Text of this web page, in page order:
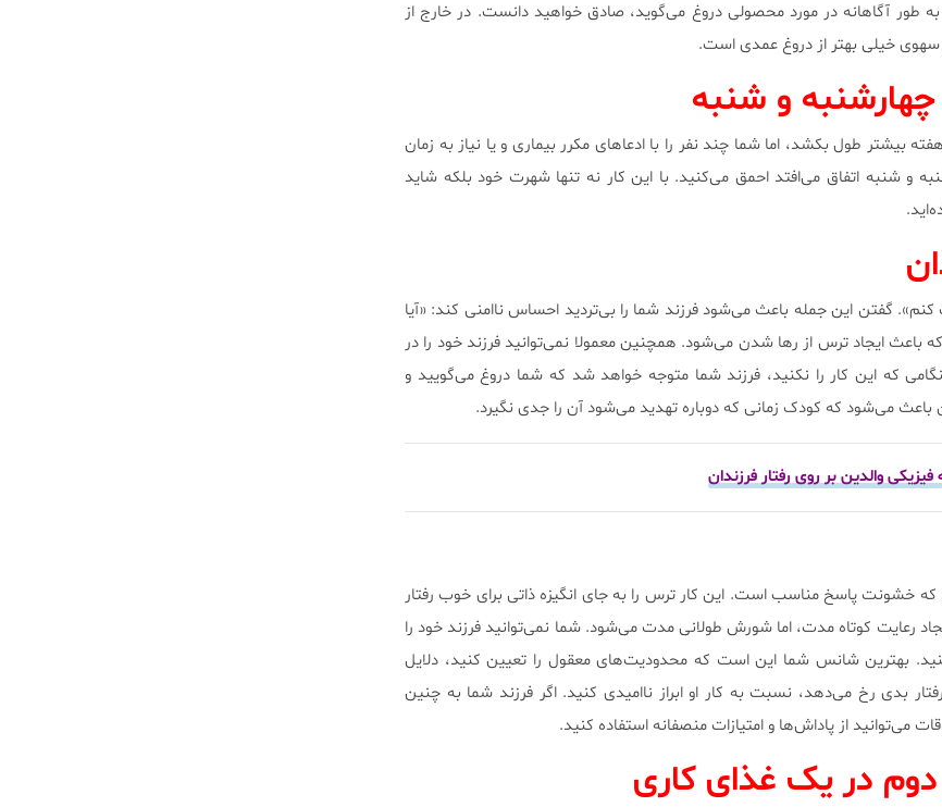
طور آگاهانه در مورد محصولی دروغ می‌گوید، صادق خواهید دانست. در خارج از
سهوی خیلی بهتر از دروغ عمدی است.
و شنبه
بیشتر طول بکشد، اما شما چند نفر را با ادعاهای مکرر بیماری و یا نیاز به زمان
و شنبه اتفاق می‌افتد احمق می‌کنید. با این کار نه تنها شهرت خود بلکه شاید
گفتن این جمله باعث می‌شود فرزند شما را بی‌تردید احساس ناامنی کند: «آیا
که باعث ایجاد ترس از رها شدن می‌شود. همچنین معمولا نمی‌توانید فرزند خود را در
که این کار را نکنید، فرزند شما متوجه خواهد شد که شما دروغ می‌گویید و
می‌شود که کودک زمانی که دوباره تهدید می‌شود آن را جدی نگیرد.
والدین بر روی رفتار فرزندان
خشونت پاسخ مناسب است. این کار ترس را به جای انگیزه ذاتی برای خوب رفتار
رعایت کوتاه مدت، اما شورش طولانی مدت می‌شود. شما نمی‌توانید فرزند خود را
بهترین شانس شما این است که محدودیت‌های معقول را تعیین کنید، دلایل
بدی رخ می‌دهد، نسبت به کار او ابراز ناامیدی کنید. اگر فرزند شما به چنین
می‌توانید از پاداش‌ها و امتیازات منصفانه استفاده کنید.
در یک غذای کاری